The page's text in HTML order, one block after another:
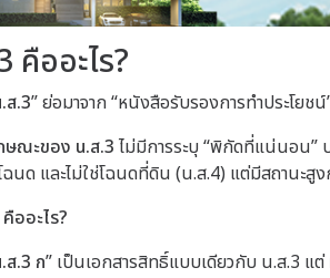
คืออะไร?
ส.3” ย่อมาจาก “หนังสือรับรองการทำประโย
ษณะของ น.ส.3 ไม่มีการระบุ “พิกัดที่แน่นอน”
นด และไม่ใช่โฉนดที่ดิน (น.ส.4) แต่มีสถานะสู
ออะไร?
ส.3 ก” เป็นเอกสารสิทธิ์แบบเดียวกับ น.ส.3 แต่